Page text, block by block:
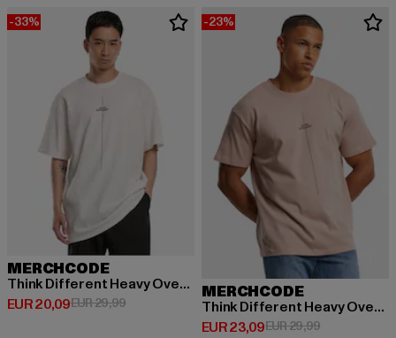
-33%
MERCHCODE
Think Different Heavy Oversized Tee
EUR 20,09
Huidige prijs: EUR 20,09
EUR 29,99Actieprijs: EUR 29,99
-23%
MERCHCODE
Think Different Heavy Oversized
EUR 23,09
Huidige prijs: EUR 23,09
EUR 29,99Actieprijs: